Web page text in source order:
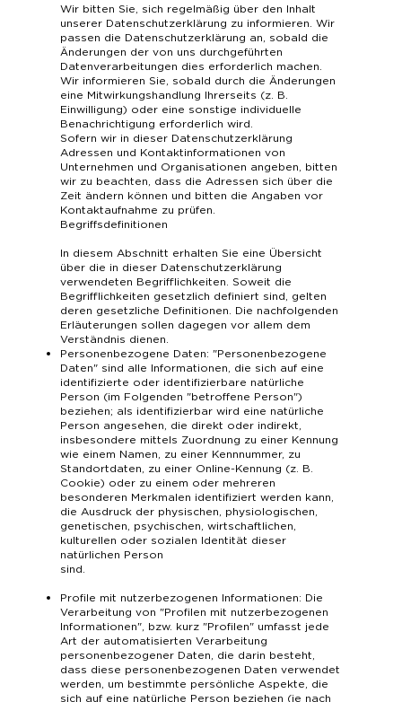
Wir bitten Sie, sich regelmäßig über den Inhalt
unserer Datenschutzerklärung zu informieren. Wir
passen die Datenschutzerklärung an, sobald die
Änderungen der von uns durchgeführten
Datenverarbeitungen dies erforderlich machen.
Wir informieren Sie, sobald durch die Änderungen
eine Mitwirkungshandlung Ihrerseits (z. B.
Einwilligung) oder eine sonstige individuelle
Benachrichtigung erforderlich wird.
Sofern wir in dieser Datenschutzerklärung
Adressen und Kontaktinformationen von
Unternehmen und Organisationen angeben, bitten
wir zu beachten, dass die Adressen sich über die
Zeit ändern können und bitten die Angaben vor
Kontaktaufnahme zu prüfen.
Begriffsdefinitionen
In diesem Abschnitt erhalten Sie eine Übersicht
über die in dieser Datenschutzerklärung
verwendeten Begrifflichkeiten. Soweit die
Begrifflichkeiten gesetzlich definiert sind, gelten
deren gesetzliche Definitionen. Die nachfolgenden
Erläuterungen sollen dagegen vor allem dem
Verständnis dienen.
Personenbezogene Daten: "Personenbezogene
Daten" sind alle Informationen, die sich auf eine
identifizierte oder identifizierbare natürliche
Person (im Folgenden "betroffene Person")
beziehen; als identifizierbar wird eine natürliche
Person angesehen, die direkt oder indirekt,
insbesondere mittels Zuordnung zu einer Kennung
wie einem Namen, zu einer Kennnummer, zu
Standortdaten, zu einer Online-Kennung (z. B.
Cookie) oder zu einem oder mehreren
besonderen Merkmalen identifiziert werden kann,
die Ausdruck der physischen, physiologischen,
genetischen, psychischen, wirtschaftlichen,
kulturellen oder sozialen Identität dieser
natürlichen Person
sind.
Profile mit nutzerbezogenen Informationen: Die
Verarbeitung von "Profilen mit nutzerbezogenen
Informationen", bzw. kurz "Profilen" umfasst jede
Art der automatisierten Verarbeitung
personenbezogener Daten, die darin besteht,
dass diese personenbezogenen Daten verwendet
werden, um bestimmte persönliche Aspekte, die
sich auf eine natürliche Person beziehen (je nach